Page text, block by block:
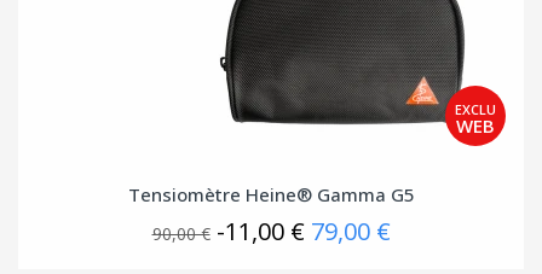
Tensiomètre Heine® Gamma G5
90,00 € -11,00 € 79,00 €